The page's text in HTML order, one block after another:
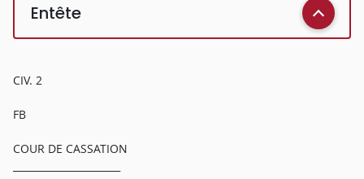
Entête
CIV. 2
FB
COUR DE CASSATION